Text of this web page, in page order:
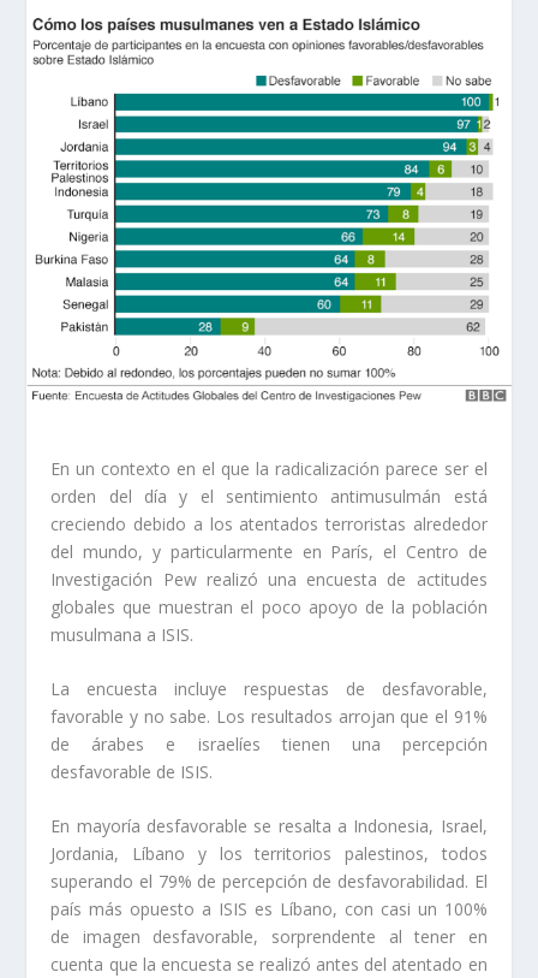
En un contexto en el que la radicalización parece ser el
orden del día y el sentimiento antimusulmán está
creciendo debido a los atentados terroristas alrededor
del mundo, y particularmente en París, el Centro de
Investigación Pew realizó una encuesta de actitudes
globales que muestran el poco apoyo de la población
musulmana a ISIS.
La encuesta incluye respuestas de desfavorable,
favorable y no sabe. Los resultados arrojan que el 91%
de árabes e israelíes tienen una percepción
desfavorable de ISIS.
En mayoría desfavorable se resalta a Indonesia, Israel,
Jordania, Líbano y los territorios palestinos, todos
superando el 79% de percepción de desfavorabilidad. El
país más opuesto a ISIS es Líbano, con casi un 100%
de imagen desfavorable, sorprendente al tener en
cuenta que la encuesta se realizó antes del atentado en